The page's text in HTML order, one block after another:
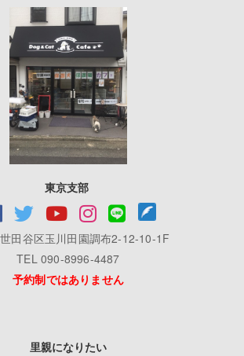
東京支部
田谷区玉川田園調布2-12-10-1F
TEL 090-8996-4487
予約制ではありません
里親になりたい